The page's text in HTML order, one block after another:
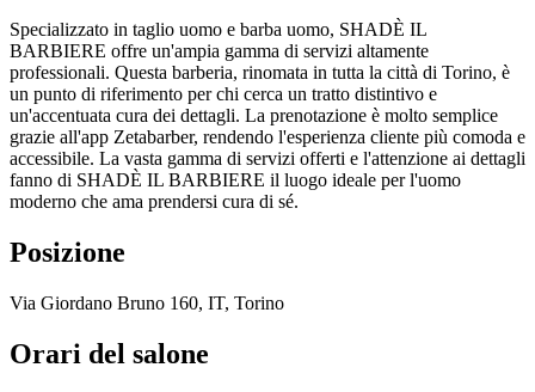
Specializzato in taglio uomo e barba uomo, SHADÈ IL
BARBIERE offre un'ampia gamma di servizi altamente
professionali. Questa barberia, rinomata in tutta la città di Torino, è
un punto di riferimento per chi cerca un tratto distintivo e
un'accentuata cura dei dettagli. La prenotazione è molto semplice
grazie all'app Zetabarber, rendendo l'esperienza cliente più comoda e
accessibile. La vasta gamma di servizi offerti e l'attenzione ai dettagli
fanno di SHADÈ IL BARBIERE il luogo ideale per l'uomo
moderno che ama prendersi cura di sé.
Posizione
Via Giordano Bruno 160, IT, Torino
Orari del salone